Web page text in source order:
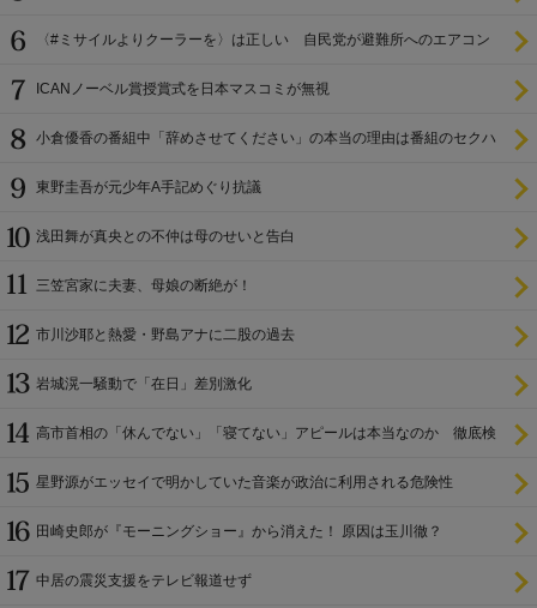
〈#ミサイルよりクーラーを〉は正しい 自民党が避難所へのエアコン
ICANノーベル賞授賞式を日本マスコミが無視
小倉優香の番組中「辞めさせてください」の本当の理由は番組のセクハ
東野圭吾が元少年A手記めぐり抗議
浅田舞が真央との不仲は母のせいと告白
三笠宮家に夫妻、母娘の断絶が！
市川沙耶と熱愛・野島アナに二股の過去
岩城滉一騒動で「在日」差別激化
高市首相の「休んでない」「寝てない」アピールは本当なのか 徹底検
星野源がエッセイで明かしていた音楽が政治に利用される危険性
田崎史郎が『モーニングショー』から消えた！ 原因は玉川徹？
中居の震災支援をテレビ報道せず